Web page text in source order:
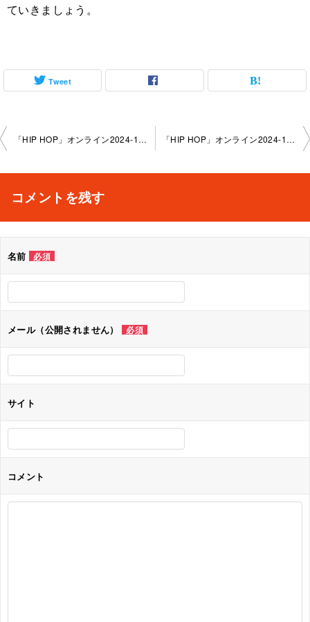
ていきましょう。
Tweet
投
ビ
シ
「HIP HOP」オンライン2024-10-9-no0159-2278 「HIP HOP」オンライン2024-10-30-no0159-2278
コメントを残す
名前 必須
メール（公開されません） 必須
サイト
コメント